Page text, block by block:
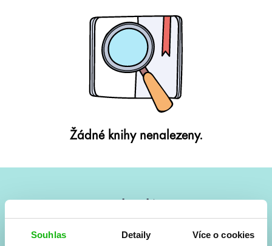
Souhlas Detaily Více o cookies
Žádné knihy nenalezeny.
Vše kolem #youngadult každý měsíc rovnou do mailu!